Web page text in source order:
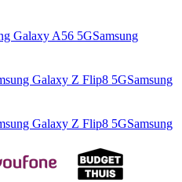
Galaxy A56 5GSamsung
Galaxy Z Flip8 5GSamsung
Galaxy Z Flip8 5GSamsung